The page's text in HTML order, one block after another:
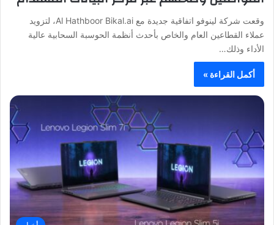
وقعت شركة لينوفو اتفاقية جديدة مع Al Hathboor Bikal.ai، لتزويد
عملاء القطاعين العام والخاص بأحدث أنظمة الحوسبة السحابية عالية
الأداء وذلك…
أكمل القراءة »